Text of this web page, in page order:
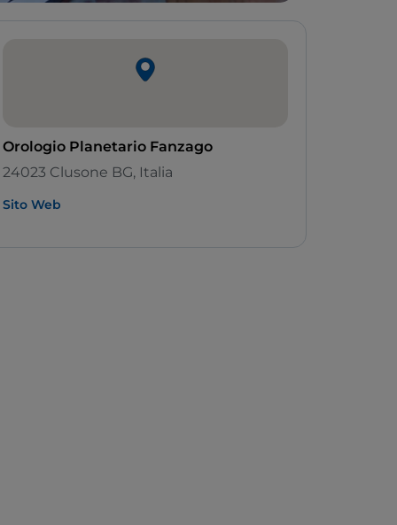
Orologio Planetario Fanzago
24023 Clusone BG, Italia
Sito Web